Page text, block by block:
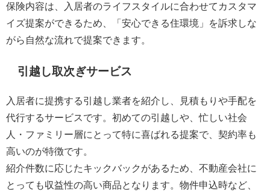
保険内容は、入居者のライフスタイルに合わせてカスタマ
イズ提案ができるため、「安心できる住環境」を訴求しな
がら自然な流れで提案できます。
引越し取次ぎサービス
入居者に提携する引越し業者を紹介し、見積もりや手配を
代行するサービスです。初めての引越しや、忙しい社会
人・ファミリー層にとって特に喜ばれる提案で、契約率も
高いのが特徴です。
紹介件数に応じたキックバックがあるため、不動産会社に
とっても収益性の高い商品となります。物件申込時など、